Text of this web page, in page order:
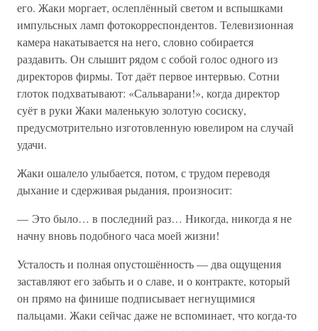
его. Жаки моргает, ослеплённый светом и вспышками
импульсных ламп фотокорреспондентов. Телевизионная
камера накатывается на него, словно собирается
раздавить. Он слышит рядом с собой голос одного из
директоров фирмы. Тот даёт первое интервью. Сотни
глоток подхватывают: «Сальварани!», когда директор
суёт в руки Жаки маленькую золотую сосиску,
предусмотрительно изготовленную ювелиром на случай
удачи.
Жаки ошалело улыбается, потом, с трудом переводя
дыхание и сдерживая рыдания, произносит:
— Это было… в последний раз… Никогда, никогда я не
начну вновь подобного часа моей жизни!
Усталость и полная опустошённость — два ощущения
заставляют его забыть и о славе, и о контракте, который
он прямо на финише подписывает негнущимися
пальцами. Жаки сейчас даже не вспоминает, что когда-то